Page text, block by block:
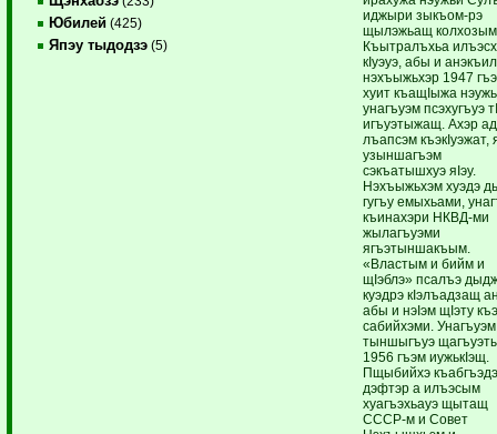
Юбилей (425)
Япэу тыдодзэ (5)
иджыри зыкъом-рэ
щылэжьащ
Къытралъхьа
кIуэуэ, абы и
нэхъыжьхэр 1947
хуит къащIыжа
унагъуэм псэхугъуэ
игъуэтыжащ. Ахэр
лъапсэм къэкIуэжат,
узыншагъэм
сэкъатышхуэ яIэу.
Нэхъыжьхэм хуэдэ
гугъу емыхьами,
къинахэри НКВД-ми
жылагъуэми
ягъэтыншакъым.
«Властым и бийм и
щIэблэ» псалъэ
куэдрэ кIэлъадзащ
абы и нэIэм щIэту
сабийхэми. Унагъуэм
тыншыгъуэ
1956 гъэм иужькIэщ.
Пщыбийхэ
дэфтэр а илъэсым
хуагъэхьауэ щытащ
СССР-м и Совет